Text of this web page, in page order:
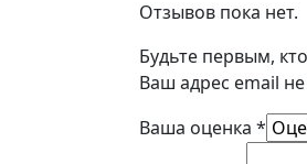
Отзывов пока нет.
Будьте первым,
Ваш адрес email
Ваша оценка *